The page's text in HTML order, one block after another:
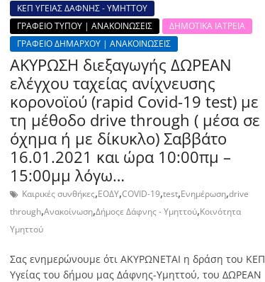
ΚΕΠ ΥΓΕΙΑΣ ΔΑΦΝΗΣ - ΥΜΗΤΤΟΥ
ΓΡΑΦΕΙΟ ΤΥΠΟΥ | ΑΝΑΚΟΙΝΩΣΕΙΣ
ΔΗΜΟΤΙΚΑ ΙΑΤΡΕΙΑ
ΓΡΑΦΕΙΟ ΔΗΜΑΡΧΟΥ | ΑΝΑΚΟΙΝΩΣΕΙΣ
ΑΚΥΡΩΣΗ διεξαγωγής ΔΩΡΕΑΝ
ελέγχου ταχείας ανίχνευσης
κορονοϊού (rapid Covid-19 test) με
τη μέθοδο drive through ( μέσα σε
όχημα ή με δίκυκλο) Σαββάτο
16.01.2021 και ώρα 10:00πμ –
15:00μμ λόγω…
Καιρικές συνθήκες,ΕΟΔΥ,COVID-19,test,Ενημέρωση,drive
through,Ανακοίνωση,Δήμοςε Δάφνης - Υμηττού,Κοινότητα
Υμηττού
Σας ενημερώνουμε ότι ΑΚΥΡΩΝΕΤΑΙ η δράση του ΚΕΠ
Υγείας του δήμου μας Δάφνης-Υμηττού, του ΔΩΡΕΑΝ